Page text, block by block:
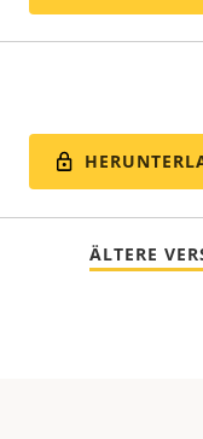
ÄLTERE